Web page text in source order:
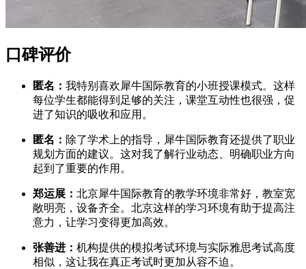
口碑评价
匿名： 我特别喜欢犀牛国际教育的小班授课模式。这样
每位学生都能得到足够的关注，课堂互动性也很强，促
进了知识的吸收和应用。
匿名： 除了学术上的指导，犀牛国际教育还提供了职业
规划方面的建议。这对我了解行业动态、明确职业方向
起到了重要的作用。
郑运展： 北京犀牛国际教育的教学环境非常好，教室宽
敞明亮，设备齐全。北京这样的学习环境有助于提高注
意力，让学习变得更加高效。
张善进： 机构提供的模拟考试环境与实际雅思考试高度
相似，这让我在真正考试时更加从容不迫。